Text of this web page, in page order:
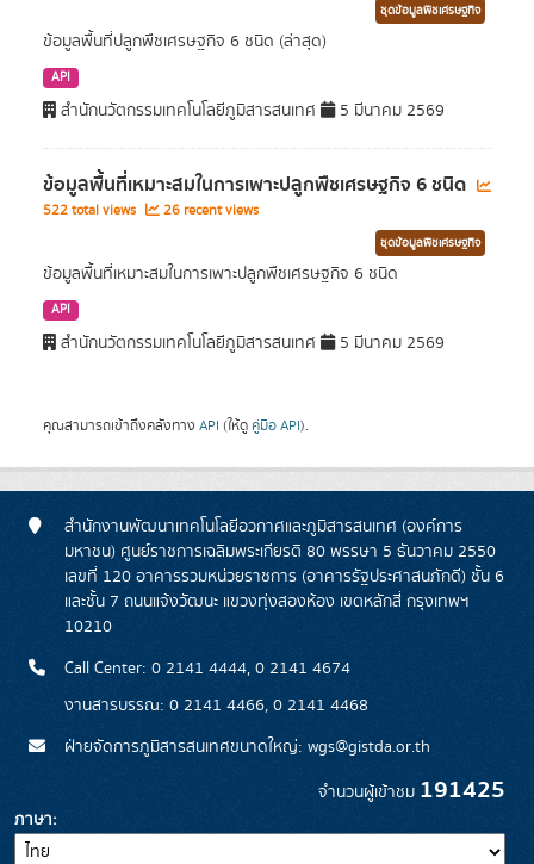
ชุดข้อมูลพืชเศรษฐกิจ
ข้อมูลพื้นที่ปลูกพืชเศรษฐกิจ 6 ชนิด (ล่าสุด)
API
สำนักนวัตกรรมเทคโนโลยีภูมิสารสนเทศ 5 มีนาคม 2569
ข้อมูลพื้นที่เหมาะสมในการเพาะปลูกพืชเศรษฐกิจ 6 ชนิด
522 total views 26 recent views
ชุดข้อมูลพืชเศรษฐกิจ
ข้อมูลพื้นที่เหมาะสมในการเพาะปลูกพืชเศรษฐกิจ 6 ชนิด
API
สำนักนวัตกรรมเทคโนโลยีภูมิสารสนเทศ 5 มีนาคม 2569
คุณสามารถเข้าถึงคลังทาง API (ให้ดู คู่มือ API).
สำนักงานพัฒนาเทคโนโลยีอวกาศและภูมิสารสนเทศ (องค์การ
มหาชน) ศูนย์ราชการเฉลิมพระเกียรติ 80 พรรษา 5 ธันวาคม 2550
เลขที่ 120 อาคารรวมหน่วยราชการ (อาคารรัฐประศาสนภักดี) ชั้น 6
และชั้น 7 ถนนแจ้งวัฒนะ แขวงทุ่งสองห้อง เขตหลักสี่ กรุงเทพฯ
10210
Call Center: 0 2141 4444, 0 2141 4674
งานสารบรรณ: 0 2141 4466, 0 2141 4468
ฝ่ายจัดการภูมิสารสนเทศขนาดใหญ่: wgs@gistda.or.th
จำนวนผู้เข้าชม 191425
ภาษา